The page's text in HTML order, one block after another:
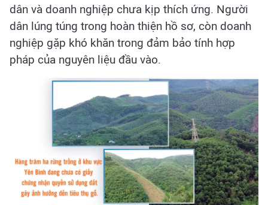
dân và doanh nghiệp chưa kịp thích ứng. Người
dân lúng túng trong hoàn thiện hồ sơ, còn doanh
nghiệp gặp khó khăn trong đảm bảo tính hợp
pháp của nguyên liệu đầu vào.